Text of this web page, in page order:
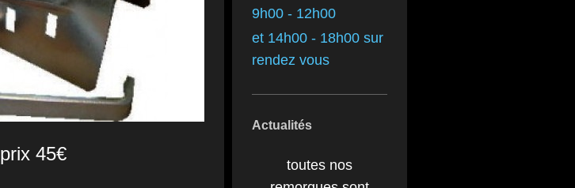
prix 45€
9h00 - 12h00
et 14h00 - 18h00 sur
rendez vous
Actualités
toutes nos